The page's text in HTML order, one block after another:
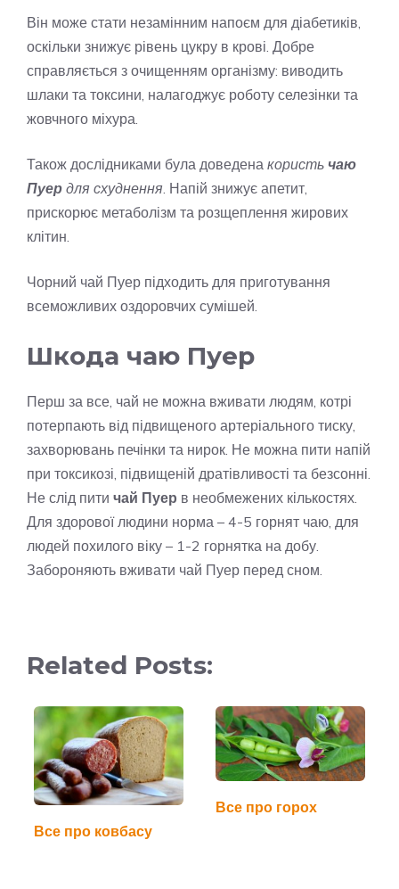
Він може стати незамінним напоєм для діабетиків,
оскільки знижує рівень цукру в крові. Добре
справляється з очищенням організму: виводить
шлаки та токсини, налагоджує роботу селезінки та
жовчного міхура.
Також дослідниками була доведена користь чаю
Пуер для схуднення . Напій знижує апетит,
прискорює метаболізм та розщеплення жирових
клітин.
Чорний чай Пуер підходить для приготування
всеможливих оздоровчих сумішей.
Шкода чаю Пуер
Перш за все, чай не можна вживати людям, котрі
потерпають від підвищеного артеріального тиску,
захворювань печінки та нирок. Не можна пити напій
при токсикозі, підвищеній дратівливості та безсонні.
Не слід пити чай Пуер в необмежених кількостях.
Для здорової людини норма – 4-5 горнят чаю, для
людей похилого віку – 1-2 горнятка на добу.
Забороняють вживати чай Пуер перед сном.
Related Posts:
Все про ковбасу
Все про горох